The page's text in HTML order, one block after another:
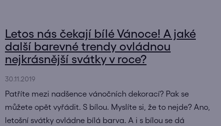
Letos nás čekají bílé Vánoce! A jaké
další barevné trendy ovládnou
nejkrásnější svátky v roce?
30.11.2019
Patříte mezi nadšence vánočních dekorací? Pak se
můžete opět vyřádit. S bílou. Myslíte si, že to nejde? Ano,
letošní svátky ovládne bílá barva. A i s bílou se dá